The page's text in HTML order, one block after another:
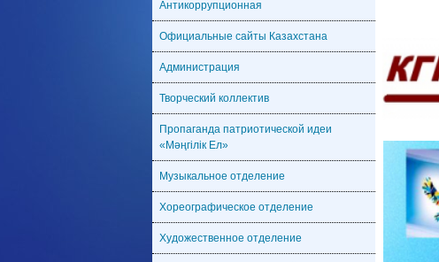
Антикоррупционная
Официальные сайты Казахстана
Администрация
Творческий коллектив
Пропаганда патриотической идеи
«Мәңгілік Ел»
Музыкальное отделение
Хореографическое отделение
Художественное отделение